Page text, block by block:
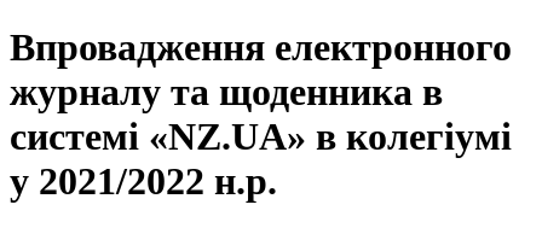
Впровадження електронного
журналу та щоденника в
системі «NZ.UA» в колегіумі
у 2021/2022 н.р.